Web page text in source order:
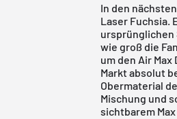
In den
Laser Fuchsia.
ursprünglichen
wie groß die
um den Air
Markt absolut
Obermaterial
Mischung und
sichtbarem